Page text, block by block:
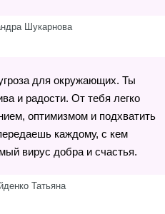
Шукарнова
для окружающих. Ты
и радости. От тебя легко
оптимизмом и подхватить
каждому, с кем
вирус добра и счастья.
Татьяна